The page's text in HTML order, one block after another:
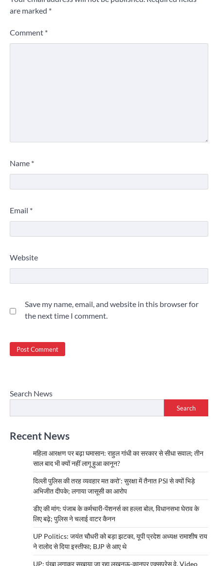
are marked *
Comment *
Name *
Email *
Website
Save my name, email, and website in this browser for
the next time I comment.
Search News
Search
Recent News
महिला आरक्षण पर बढ़ा घमासान: राहुल गांधी का सरकार से सीधा सवाल; तीन
साल बाद भी क्यों नहीं लागू हुआ कानून?
दिल्ली पुलिस की तरह व्यवहार मत करो’: सुरक्षा में तैनात PSI से क्यों भिड़े
अभिजीत दीपके; लगाया जासूसी का आरोप
डीए की मांग: पंजाब के कर्मचारी-पेंशनर्स का हल्ला बोल, विधानसभा घेराव के
लिए बढ़े; पुलिस ने चलाई वाटर कैनन
UP Politics: जयंत चौधरी को बड़ा झटका, यूपी प्रदेश अध्यक्ष रामाशीष राय
ने रालोद से दिया इस्तीफा; BJP से आए थे
UP: पंखा लगाकर सुखाया जा रहा लखनऊ-कानपुर एक्सप्रेस वे, Video